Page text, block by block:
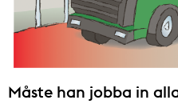
Måste han jobba in